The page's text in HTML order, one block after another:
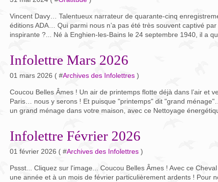
Vincent Davy… Talentueux narrateur de quarante-cinq
éditions ADA… Qui parmi nous n’a pas été très souvent captivé
inspirante ?... Né à Enghien-les-Bains le 24 septembre 1940, il a
Infolettre Mars 2026
01 mars 2026 ( #Archives des Infolettres )
Coucou Belles Âmes ! Un air de printemps flotte déjà dans l’air et
Paris… nous y serons ! Et puisque "printemps" dit "grand
un grand ménage dans votre maison, avec ce Nettoyage
Infolettre Février 2026
01 février 2026 ( #Archives des Infolettres )
Pssst... Cliquez sur l'image... Coucou Belles Âmes ! Avec ce
une année et à un mois de février particulièrement ardents ! Pour